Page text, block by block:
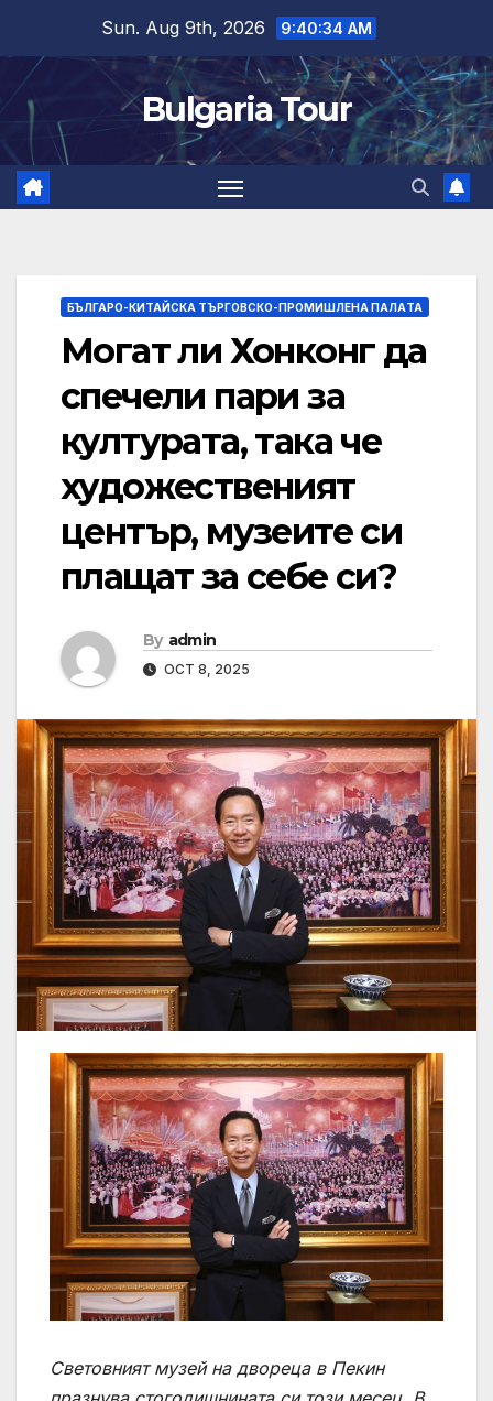
content
Sun. Aug 9th, 2026 9:40:35 AM
Bulgaria Tour
БЪЛГАРО-КИТАЙСКА ТЪРГОВСКО-ПРОМИШЛЕНА ПАЛAТА
Могат ли Хонконг да
спечели пари за
културата, така че
художественият
център, музеите си
плащат за себе си?
By admin
OCT 8, 2025
Световният музей на двореца в Пекин